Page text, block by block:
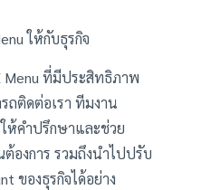
ให้กับธุรกิจ
Menu ที่มีประสิทธิภาพ
ถติดต่อเรา ทีมงาน
ห้คำปรึกษาและช่วย
องการ รวมถึงนำไปปรับ
ของธุรกิจได้อย่าง